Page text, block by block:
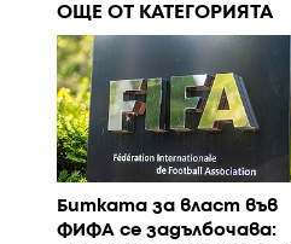
ОЩЕ ОТ КАТЕГОРИЯТА
Битката за власт във
ФИФА се задълбочава: